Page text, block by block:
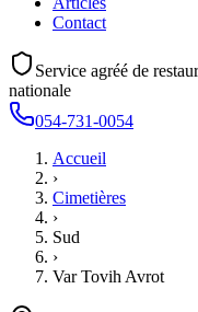
Contact
Service agréé de
nationale
054-731-0054
Accueil
›
Cimetières
›
Sud
›
Var Tovih Avrot